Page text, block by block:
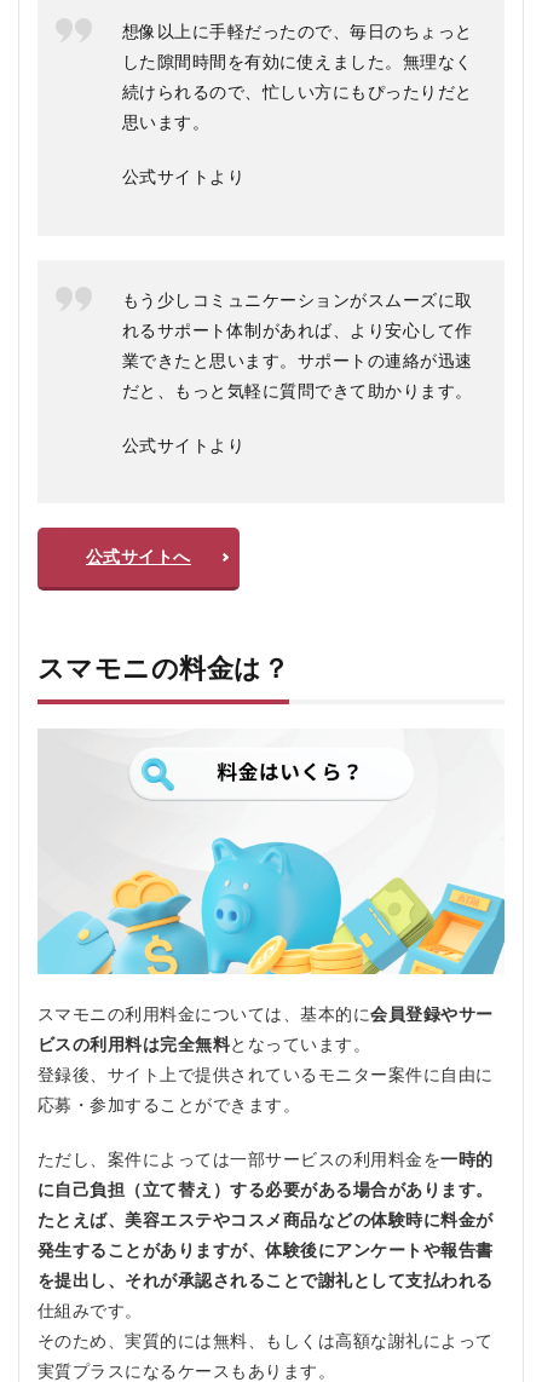
想像以上に手軽だったので、毎日のちょっと
した隙間時間を有効に使えました。無理なく
続けられるので、忙しい方にもぴったりだと
思います。
公式サイトより
もう少しコミュニケーションがスムーズに取
れるサポート体制があれば、より安心して作
業できたと思います。サポートの連絡が迅速
だと、もっと気軽に質問できて助かります。
公式サイトより
公式サイトへ
スマモニの料金は？
スマモニの利用料金については、基本的に会員登録やサー
ビスの利用料は完全無料となっています。
登録後、サイト上で提供されているモニター案件に自由に
応募・参加することができます。
ただし、案件によっては一部サービスの利用料金を一時的
に自己負担（立て替え）する必要がある場合があります。
たとえば、美容エステやコスメ商品などの体験時に料金が
発生することがありますが、体験後にアンケートや報告書
を提出し、それが承認されることで謝礼として支払われる
仕組みです。
そのため、実質的には無料、もしくは高額な謝礼によって
実質プラスになるケースもあります。